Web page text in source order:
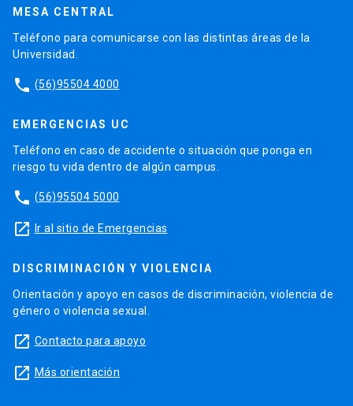
MESA CENTRAL
Teléfono para comunicarse con las distintas áreas de la
Universidad.
phone (56)95504 4000
EMERGENCIAS UC
Teléfono en caso de accidente o situación que ponga en
riesgo tu vida dentro de algún campus.
phone (56)95504 5000
launch Ir al sitio de Emergencias
DISCRIMINACIÓN Y VIOLENCIA
Orientación y apoyo en casos de discriminación, violencia de
género o violencia sexual.
launch Contacto para apoyo
launch Más orientación